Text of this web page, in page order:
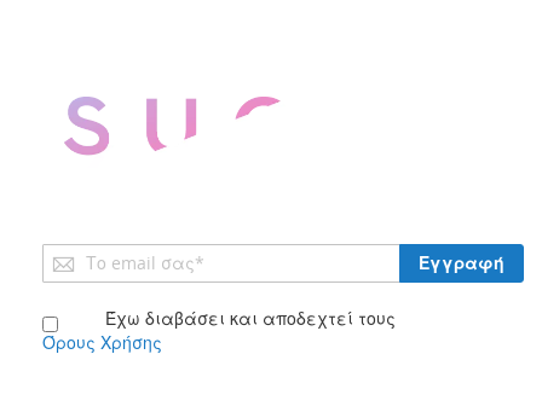
Εγγραφή
στο
Δελτίο: Έχω διαβάσει και αποδεχτεί τους
Όρους Χρήσης
Εγγραφή